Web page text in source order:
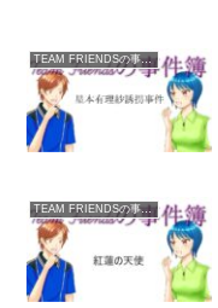
TEAM FRIENDSの事件簿
TEAM FRIENDSの事件簿